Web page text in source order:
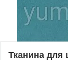
Тканина для